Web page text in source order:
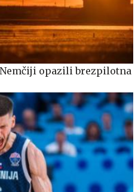
opazili brezpilotna